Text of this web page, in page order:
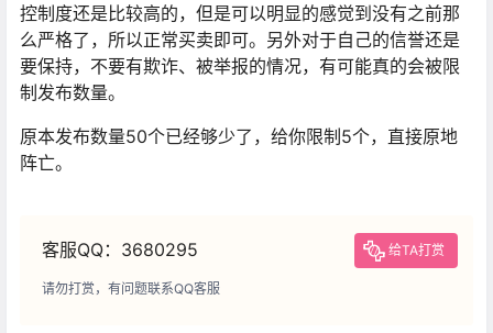
控制度还是比较高的，但是可以明显的感觉到没有之前那
么严格了，所以正常买卖即可。另外对于自己的信誉还是
要保持，不要有欺诈、被举报的情况，有可能真的会被限
制发布数量。
原本发布数量50个已经够少了，给你限制5个，直接原地
阵亡。
客服QQ：3680295 给TA打赏
请勿打赏，有问题联系QQ客服